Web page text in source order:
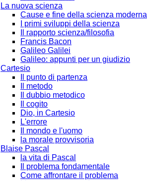
La nuova scienza
Cause e fine della scienza moderna
I primi sviluppi della scienza
Il rapporto scienza/filosofia
Francis Bacon
Galileo Galilei
Galileo: appunti per un giudizio
Cartesio
Il punto di partenza
Il metodo
Il dubbio metodico
Il cogito
Dio, in Cartesio
L'errore
Il mondo e l'uomo
la morale provvisoria
Blaise Pascal
la vita di Pascal
Il problema fondamentale
Come affrontare il problema